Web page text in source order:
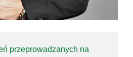
przeprowadzanych na